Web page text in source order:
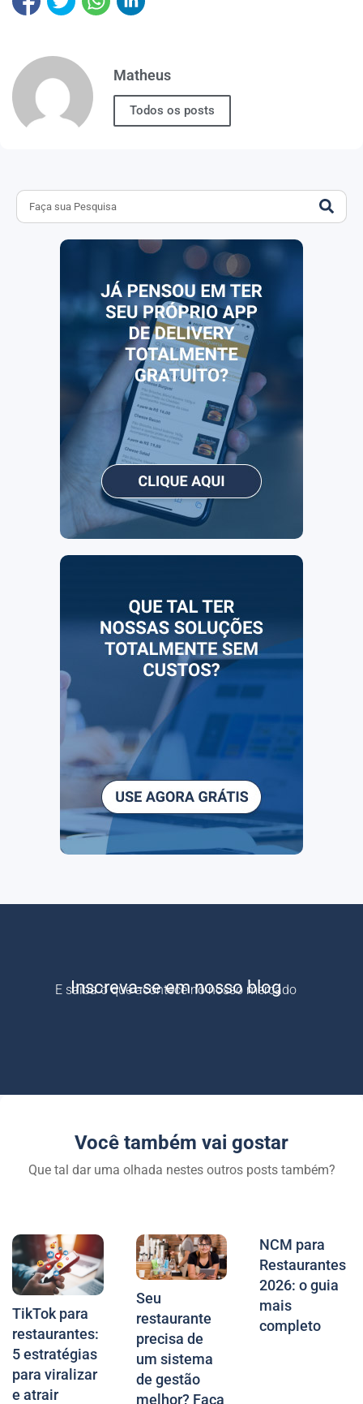
Matheus
Todos os posts
Inscreva-se em nosso blog
E saiba o que acontece no nosso mercado
Você também vai gostar
Que tal dar uma olhada nestes outros posts também?
TikTok para
restaurantes:
5 estratégias
para viralizar
e atrair
Seu
restaurante
precisa de
um sistema
de gestão
melhor? Faça
NCM para
Restaurantes
2026: o guia
mais
completo